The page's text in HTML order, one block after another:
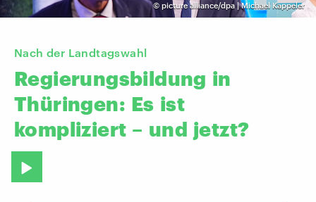
© picture alliance/dpa | Michael Kappeler
Nach der Landtagswahl
Regierungsbildung in
Thüringen: Es ist
kompliziert – und jetzt?